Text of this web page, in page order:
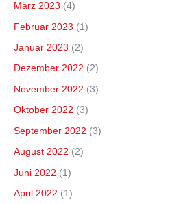
März 2023 (4)
Februar 2023 (1)
Januar 2023 (2)
Dezember 2022 (2)
November 2022 (3)
Oktober 2022 (3)
September 2022 (3)
August 2022 (2)
Juni 2022 (1)
April 2022 (1)